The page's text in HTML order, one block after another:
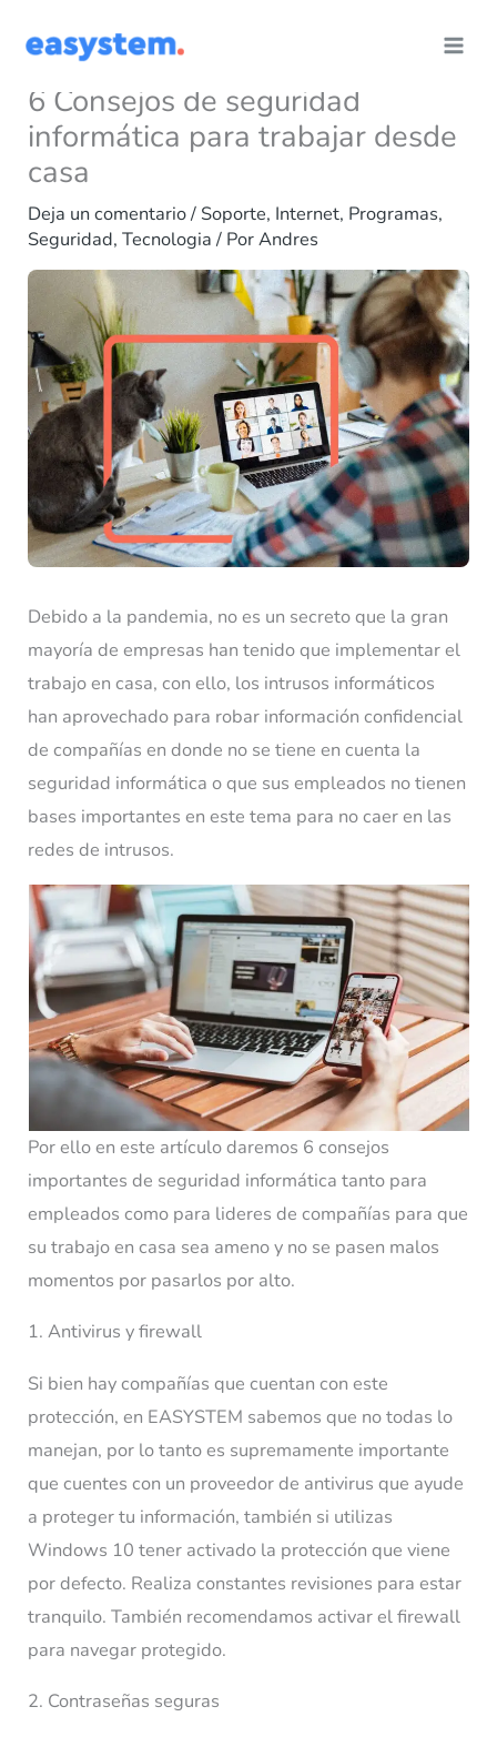
6 Consejos de seguridad
informática para trabajar desde
casa
Deja un comentario/ Soporte, Internet, Programas,
Seguridad,Tecnologia / PorAndres
Debido a la pandemia, no es un secreto que la gran
mayoría de empresas han tenido que implementar el
trabajo en casa, con ello, los intrusos informáticos
han aprovechado para robar información confidencial
de compañías en donde no se tiene en cuenta la
seguridad informática o que sus empleados no tienen
bases importantes en este tema para no caer en las
redes de intrusos.
Por ello en este artículo daremos 6 consejos
importantes de seguridad informática tanto para
empleados como para lideres de compañías para que
su trabajo en casa sea ameno y no se pasen malos
momentos por pasarlos por alto.
1. Antivirus y firewall
Si bien hay compañías que cuentan con este
protección, en EASYSTEM sabemos que no todas lo
manejan, por lo tanto es supremamente importante
que cuentes con un proveedor de antivirus que ayude
a proteger tu información, también si utilizas
Windows 10 tener activado la protección que viene
por defecto. Realiza constantes revisiones para estar
tranquilo. También recomendamos activar el firewall
para navegar protegido.
2. Contraseñas seguras